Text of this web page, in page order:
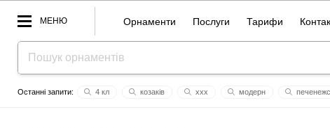
МЕНЮ Орнаменти Послуги Тарифи
4 кл козаків ххх модерн